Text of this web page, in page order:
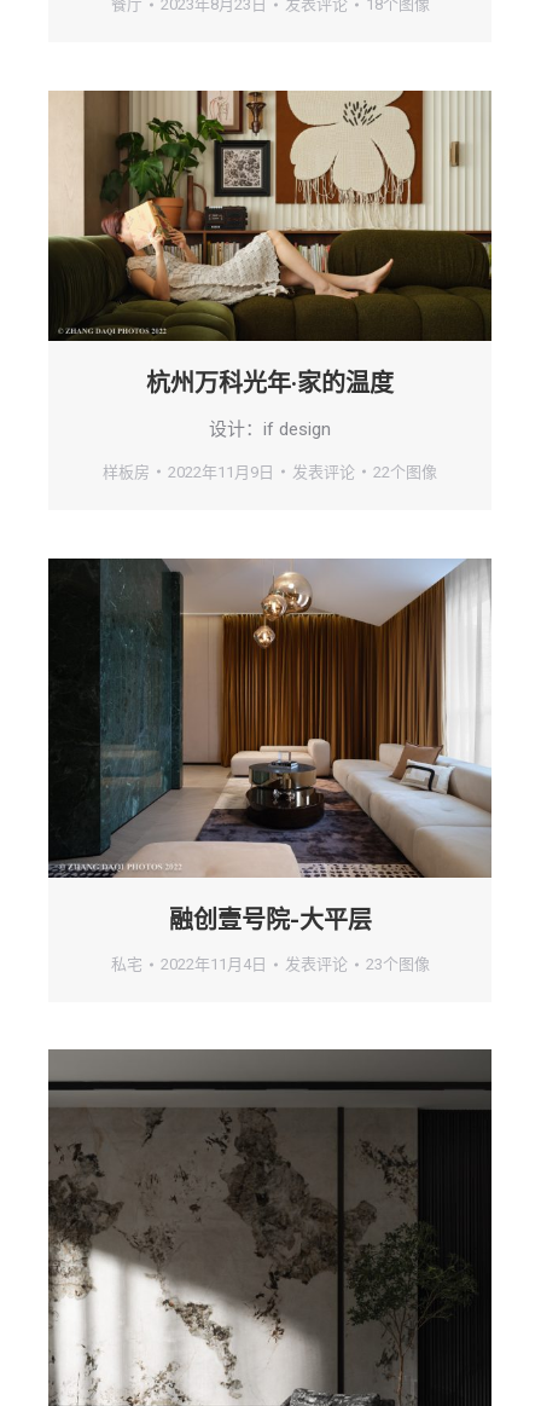
餐厅 2023年8月23日 发表评论 18个图像
杭州万科光年·家的温度
设计：if design
样板房 2022年11月9日 发表评论 22个图像
融创壹号院-大平层
私宅 2022年11月4日 发表评论 23个图像